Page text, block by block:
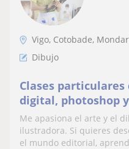
Vigo, Cotobade,
Dibujo
Clases
digital, photoshop y
creativa Animación
Historia del arte.
Me apasiona el arte y el
ilustradora. Si quieres
el mundo editorial,